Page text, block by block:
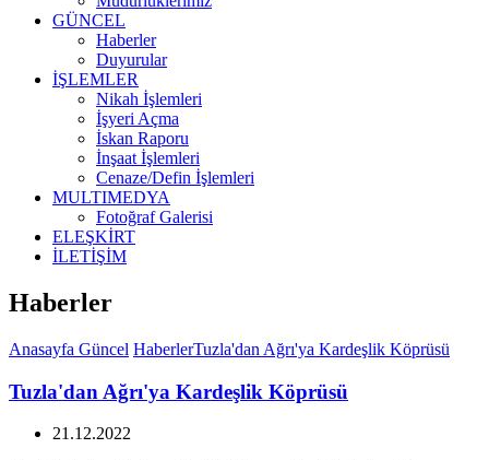
GÜNCEL
Haberler
Duyurular
İŞLEMLER
Nikah İşlemleri
İşyeri Açma
İskan Raporu
İnşaat İşlemleri
Cenaze/Defin İşlemleri
MULTIMEDYA
Fotoğraf Galerisi
ELEŞKİRT
İLETİŞİM
Haberler
Anasayfa Güncel HaberlerTuzla'dan Ağrı'ya Kardeşlik Köprüsü
Tuzla'dan Ağrı'ya Kardeşlik Köprüsü
21.12.2022